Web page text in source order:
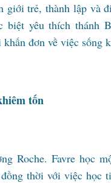
trẻ, thành lập và
biệt yêu thích thánh
đơn về việc sống
tốn
Roche. Favre học
thời với việc học